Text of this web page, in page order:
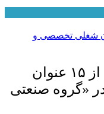
فراخوان جذب نیرو در بیش از ۱۵ عنوان
«گروه صنعتی